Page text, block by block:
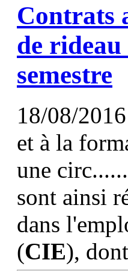
Contrats
de
semestre
18/08/
et à la
une
sont ainsi
dans
(CIE),